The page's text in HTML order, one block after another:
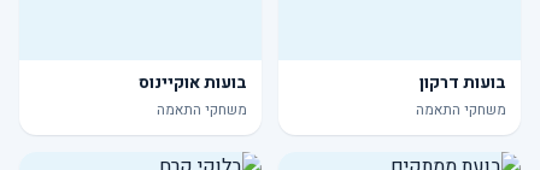
בועות דרקון
משחקי התאמה
בועות אוקיינוס
משחקי התאמה